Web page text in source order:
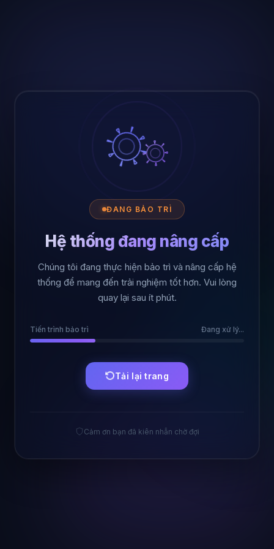
ĐANG BẢO TRÌ
Hệ thống đang nâng cấp
Chúng tôi đang thực hiện bảo trì và nâng cấp hệ
thống để mang đến trải nghiệm tốt hơn. Vui lòng
quay lại sau ít phút.
Tiến trình bảo trì Đang xử lý...
Tải lại trang
Cảm ơn bạn đã kiên nhẫn chờ đợi